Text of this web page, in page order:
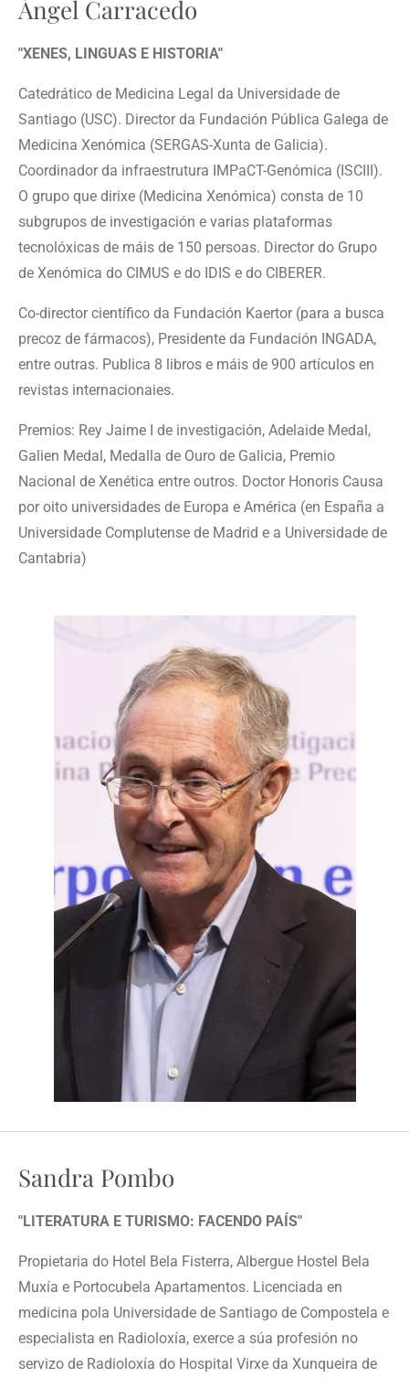
Ángel Carracedo
"XENES, LINGUAS E HISTORIA"
Catedrático de Medicina Legal da Universidade de
Santiago (USC). Director da Fundación Pública Galega de
Medicina Xenómica (SERGAS-Xunta de Galicia).
Coordinador da infraestrutura IMPaCT-Genómica (ISCIII).
O grupo que dirixe (Medicina Xenómica) consta de 10
subgrupos de investigación e varias plataformas
tecnolóxicas de máis de 150 persoas. Director do Grupo
de Xenómica do CIMUS e do IDIS e do CIBERER.
Co-director científico da Fundación Kaertor (para a busca
precoz de fármacos), Presidente da Fundación INGADA,
entre outras. Publica 8 libros e máis de 900 artículos en
revistas internacionaies.
Premios: Rey Jaime I de investigación, Adelaide Medal,
Galien Medal, Medalla de Ouro de Galicia, Premio
Nacional de Xenética entre outros. Doctor Honoris Causa
por oito universidades de Europa e América (en España a
Universidade Complutense de Madrid e a Universidade de
Cantabria)
Sandra Pombo
"LITERATURA E TURISMO: FACENDO PAÍS"
Propietaria do Hotel Bela Fisterra, Albergue Hostel Bela
Muxía e Portocubela Apartamentos. Licenciada en
medicina pola Universidade de Santiago de Compostela e
especialista en Radioloxía, exerce a súa profesión no
servizo de Radioloxía do Hospital Virxe da Xunqueira de